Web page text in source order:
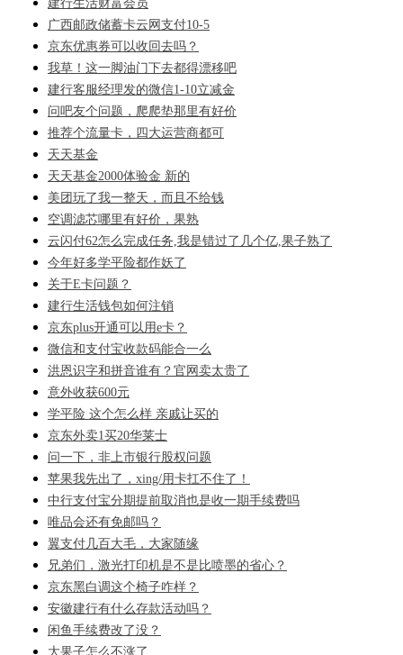
建行生活财富会员
广西邮政储蓄卡云网支付10-5
京东优惠券可以收回去吗？
我草！这一脚油门下去都得漂移吧
建行客服经理发的微信1-10立减金
问吧友个问题，爬爬垫那里有好价
推荐个流量卡，四大运营商都可
天天基金
天天基金2000体验金 新的
美团玩了我一整天，而且不给钱
空调滤芯哪里有好价，果熟
云闪付62怎么完成任务,我是错过了几个亿,果子熟了
今年好多学平险都作妖了
关于E卡问题？
建行生活钱包如何注销
京东plus开通可以用e卡？
微信和支付宝收款码能合一么
洪恩识字和拼音谁有？官网卖太贵了
意外收获600元
学平险 这个怎么样 亲戚让买的
京东外卖1买20华莱士
问一下，非上市银行股权问题
苹果我先出了，xing/用卡扛不住了！
中行支付宝分期提前取消也是收一期手续费吗
唯品会还有免邮吗？
翼支付几百大毛，大家随缘
兄弟们，激光打印机是不是比喷墨的省心？
京东黑白调这个椅子咋样？
安徽建行有什么存款活动吗？
闲鱼手续费改了没？
大果子怎么不涨了